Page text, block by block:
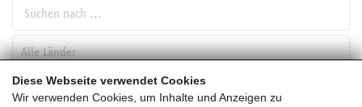
Diese Webseite verwendet Cookies
Wir verwenden Cookies, um Inhalte und Anzeigen zu
SUCHEN